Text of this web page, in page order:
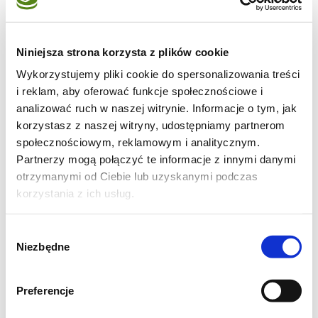
Niniejsza strona korzysta z plików cookie
Wykorzystujemy pliki cookie do spersonalizowania treści
i reklam, aby oferować funkcje społecznościowe i
analizować ruch w naszej witrynie. Informacje o tym, jak
korzystasz z naszej witryny, udostępniamy partnerom
społecznościowym, reklamowym i analitycznym.
Partnerzy mogą połączyć te informacje z innymi danymi
otrzymanymi od Ciebie lub uzyskanymi podczas
korzystania z ich usług.
zgody
Niezbędne
Preferencje
1/2 łyżeczki mielonej kolendry
1/4 łyżeczki kurkumy
1/2 łyżeczki chili w proszku
1/2 pęczka natki pietruszki lub mały pęczek
kolendry
3 jogurtu greckiego lub łyżki śmietany 12%
sól i pieprz
oliwa z oliwek do smażenia